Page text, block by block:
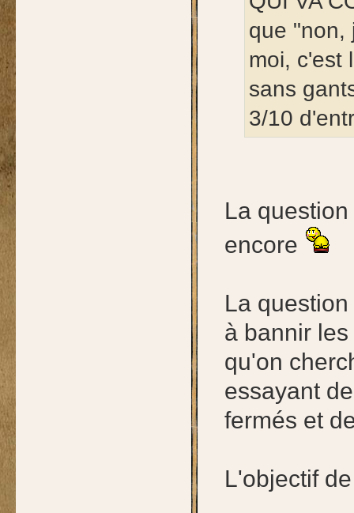
que "non,
moi, c'est
sans
3/10
La
encore
La
à bannir
qu'on
essayant
fermés et
L'objectif